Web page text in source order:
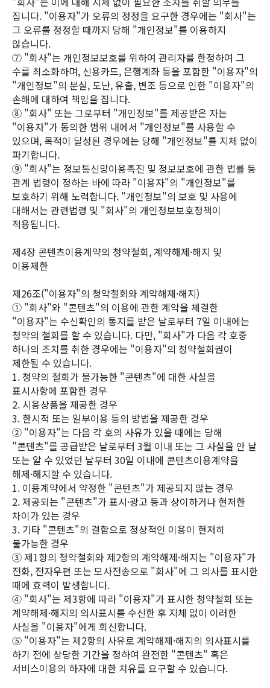
집니다. "이용자"가 오류의 정정을 요구한 경우에는 "회사"는
그 오류를 정정할 때까지 당해 "개인정보"를 이용하지
않습니다.
⑦ "회사"는 개인정보보호를 위하여 관리자를 한정하여 그
수를 최소화하며, 신용카드, 은행계좌 등을 포함한 "이용자"의
"개인정보"의 분실, 도난, 유출, 변조 등으로 인한 "이용자"의
손해에 대하여 책임을 집니다.
⑧ "회사" 또는 그로부터 "개인정보"를 제공받은 자는
"이용자"가 동의한 범위 내에서 "개인정보"를 사용할 수
있으며, 목적이 달성된 경우에는 당해 "개인정보"를 지체 없이
파기합니다.
⑨ "회사"는 정보통신망이용촉진 및 정보보호에 관한 법률 등
관계 법령이 정하는 바에 따라 "이용자"의 "개인정보"를
보호하기 위해 노력합니다. "개인정보"의 보호 및 사용에
대해서는 관련법령 및 "회사"의 개인정보보호정책이
적용됩니다.
제4장 콘텐츠이용계약의 청약철회, 계약해제·해지 및
이용제한
제26조("이용자"의 청약철회와 계약해제·해지)
① "회사"와 "콘텐츠"의 이용에 관한 계약을 체결한
"이용자"는 수신확인의 통지를 받은 날로부터 7일 이내에는
청약의 철회를 할 수 있습니다. 다만, "회사"가 다음 각 호중
하나의 조치를 취한 경우에는 "이용자"의 청약철회권이
제한될 수 있습니다.
1. 청약의 철회가 불가능한 "콘텐츠"에 대한 사실을
표시사항에 포함한 경우
2. 시용상품을 제공한 경우
3. 한시적 또는 일부이용 등의 방법을 제공한 경우
② "이용자"는 다음 각 호의 사유가 있을 때에는 당해
"콘텐츠"를 공급받은 날로부터 3월 이내 또는 그 사실을 안 날
또는 알 수 있었던 날부터 30일 이내에 콘텐츠이용계약을
해제·해지할 수 있습니다.
1. 이용계약에서 약정한 "콘텐츠"가 제공되지 않는 경우
2. 제공되는 "콘텐츠"가 표시·광고 등과 상이하거나 현저한
차이가 있는 경우
3. 기타 "콘텐츠"의 결함으로 정상적인 이용이 현저히
불가능한 경우
③ 제1항의 청약철회와 제2항의 계약해제·해지는 "이용자"가
전화, 전자우편 또는 모사전송으로 "회사"에 그 의사를 표시한
때에 효력이 발생합니다.
④ "회사"는 제3항에 따라 "이용자"가 표시한 청약철회 또는
계약해제·해지의 의사표시를 수신한 후 지체 없이 이러한
사실을 "이용자"에게 회신합니다.
⑤ "이용자"는 제2항의 사유로 계약해제·해지의 의사표시를
하기 전에 상당한 기간을 정하여 완전한 "콘텐츠" 혹은
서비스이용의 하자에 대한 치유를 요구할 수 있습니다.